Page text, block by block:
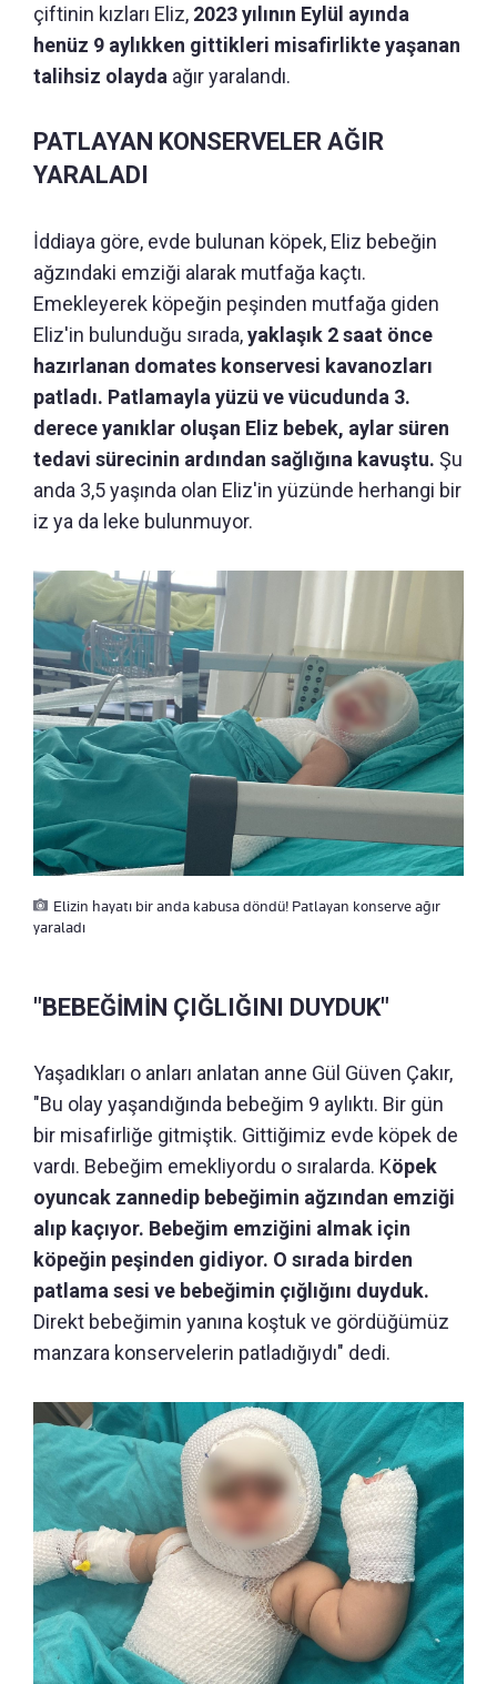
çiftinin kızları Eliz, 2023 yılının Eylül ayında
henüz 9 aylıkken gittikleri misafirlikte yaşanan
talihsiz olayda ağır yaralandı.
PATLAYAN KONSERVELER AĞIR
YARALADI
İddiaya göre, evde bulunan köpek, Eliz bebeğin
ağzındaki emziği alarak mutfağa kaçtı.
Emekleyerek köpeğin peşinden mutfağa giden
Eliz'in bulunduğu sırada,yaklaşık 2 saat önce
hazırlanan domates konservesi kavanozları
patladı. Patlamayla yüzü ve vücudunda 3.
derece yanıklar oluşan Eliz bebek, aylar süren
tedavi sürecinin ardından sağlığına kavuştu. Şu
anda 3,5 yaşında olan Eliz'in yüzünde herhangi bir
iz ya da leke bulunmuyor.
Elizin hayatı bir anda kabusa döndü! Patlayan konserve ağır
yaraladı
"BEBEĞİMİN ÇIĞLIĞINI DUYDUK"
Yaşadıkları o anları anlatan anne Gül Güven Çakır,
"Bu olay yaşandığında bebeğim 9 aylıktı. Bir gün
bir misafirliğe gitmiştik. Gittiğimiz evde köpek de
vardı. Bebeğim emekliyordu o sıralarda. Köpek
oyuncak zannedip bebeğimin ağzından emziği
alıp kaçıyor. Bebeğim emziğini almak için
köpeğin peşinden gidiyor. O sırada birden
patlama sesi ve bebeğimin çığlığını duyduk.
Direkt bebeğimin yanına koştuk ve gördüğümüz
manzara konservelerin patladığıydı" dedi.